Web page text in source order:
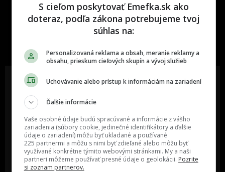
One time najzábavnejšie miesto na
slovenskom internete, next time
Oslov reklamou viac ako milión
ľudí v rôznych vekových
kategóriách a na rôznych
sociálnych sieťach a nakopni svoj
biznis alebo produkt.
MÁM ZÁUJEM O
SPOLUPRÁCU
mali určite napísať?
POŠLI NÁM TIP NA ČLÁNOK
S cieľom poskytovať Emefka.sk ako
doteraz, podľa zákona potrebujeme tvoj
súhlas na:
Personalizovaná reklama a obsah, meranie reklamy a
obsahu, prieskum cieľových skupín a vývoj služieb
Uchovávanie alebo prístup k informáciám na zariadení
Ďalšie informácie
Vaše osobné údaje budú spracúvané a informácie z vášho
zariadenia (súbory cookie, jedinečné identifikátory a ďalšie
údaje o zariadení) môžu byť ukladané a používané
225 partnermi a môžu s nimi byť zdieľané alebo môžu byť
využívané konkrétne týmito webovými stránkami. My a naši
partneri môžeme používať presné údaje o geolokácii. Pozrite
si zoznam partnerov.